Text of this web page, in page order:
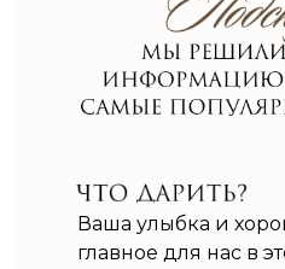
Ваша улыбка и
главное для нас в